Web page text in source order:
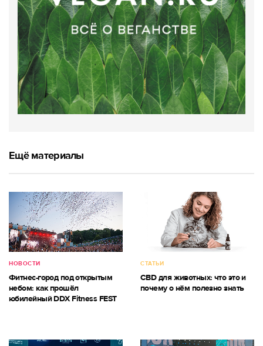
Ещё материалы
НОВОСТИ
Фитнес-город под открытым
небом: как прошёл
юбилейный DDX Fitness FEST
СТАТЬИ
CBD для животных: что это и
почему о нём полезно знать